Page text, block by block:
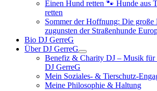
Einen Hund retten 🐾 Hunde aus
retten
Sommer der Hoffnung: Die große
zugunsten der Straßenhunde
Bio DJ GerreG
Über DJ GerreG
Benefiz & Charity DJ – Musik für
DJ GerreG
Mein Soziales- & Tierschutz-
Meine Philosophie & Haltung